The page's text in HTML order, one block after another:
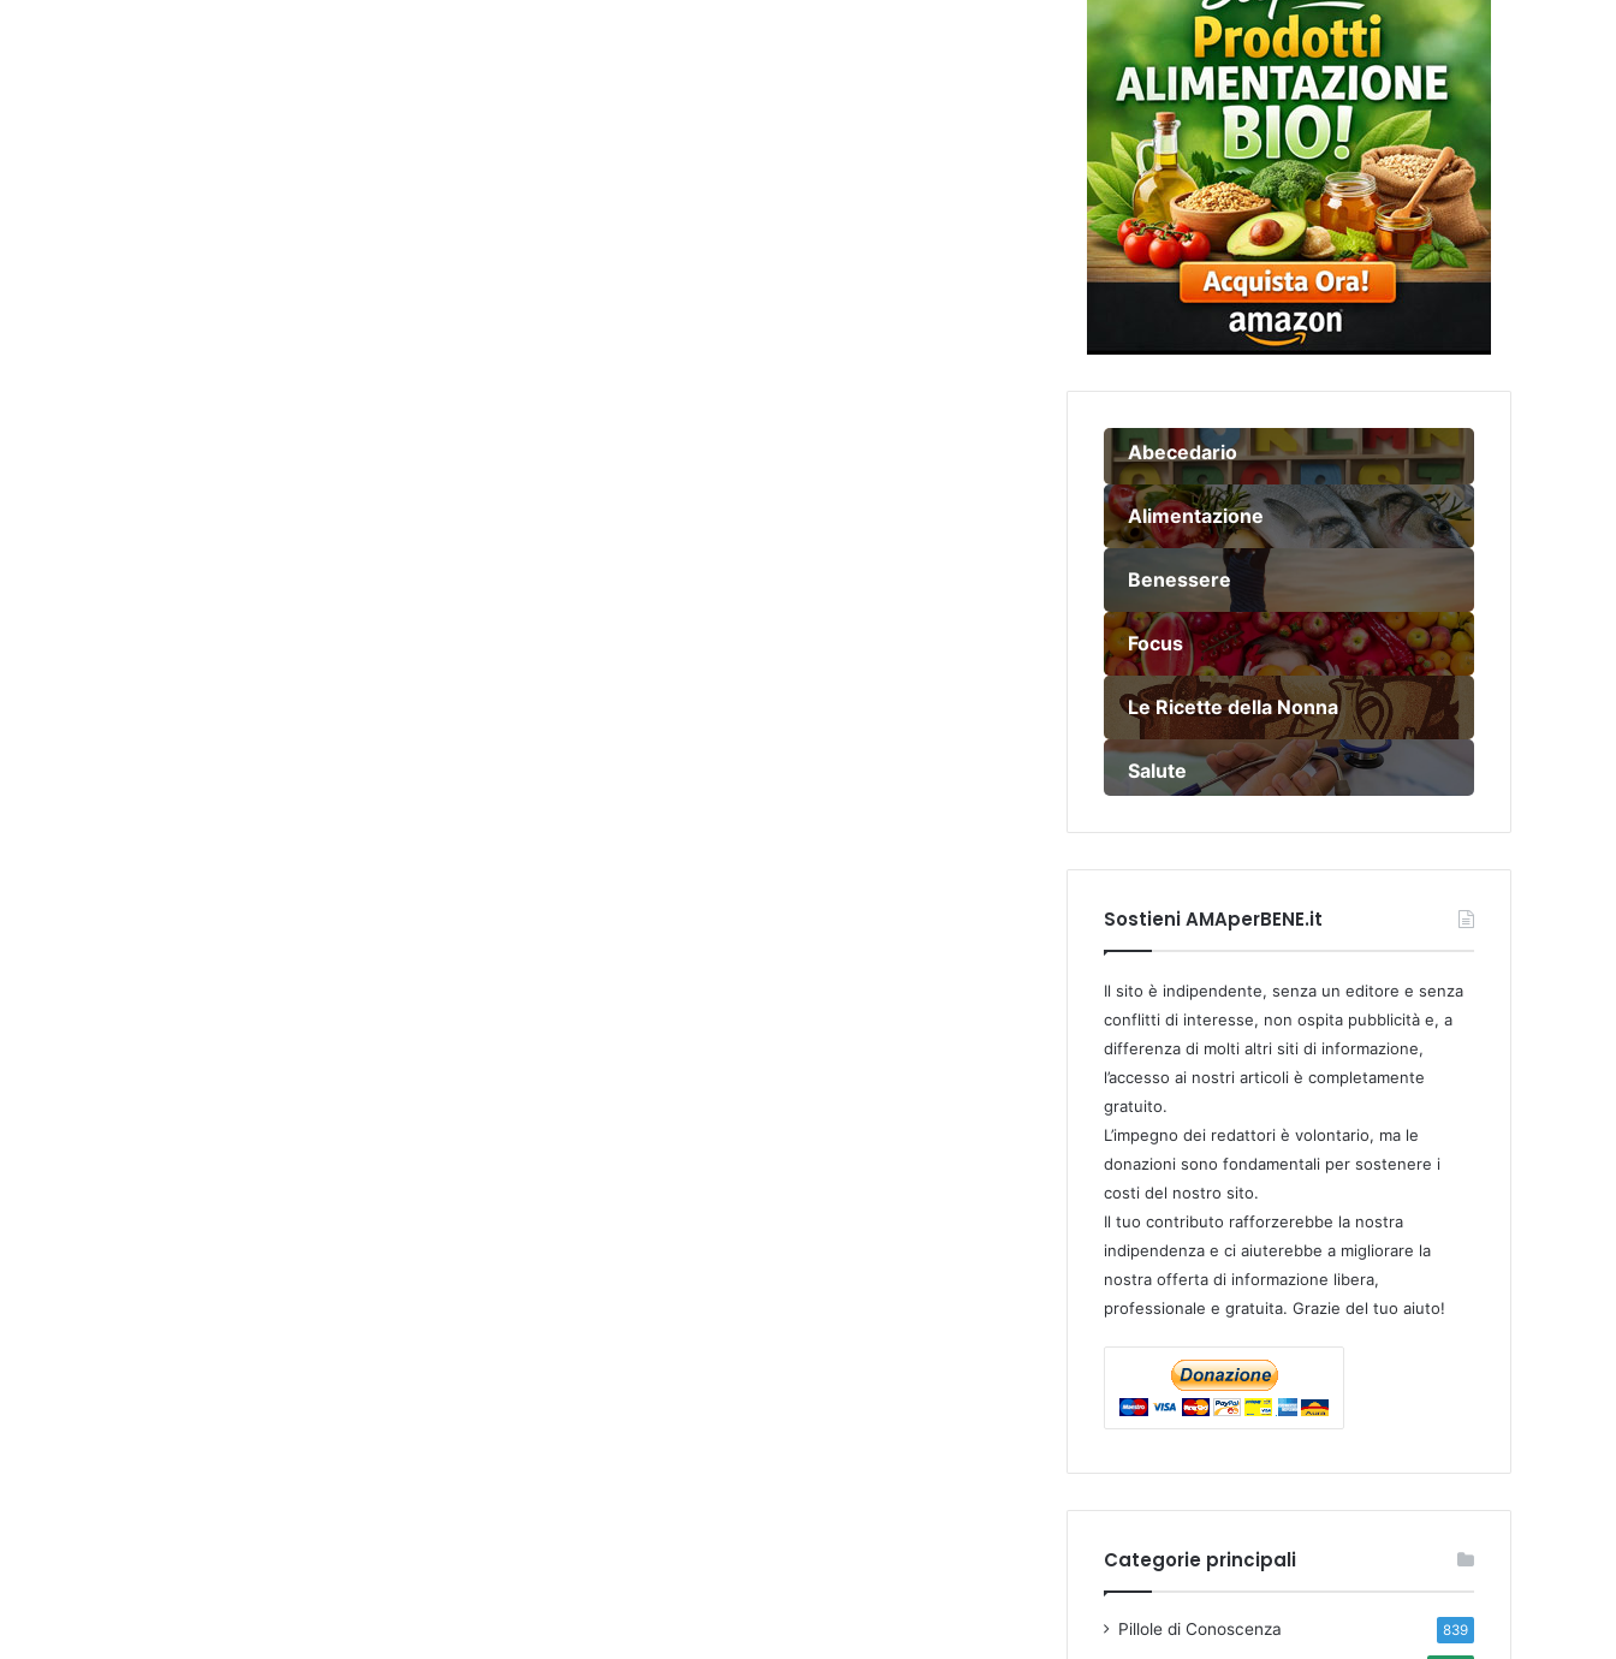
Abecedario
Alimentazione
Benessere
Focus
Le Ricette della Nonna
Salute
Sostieni AMAperBENE.it
Il sito è indipendente, senza un editore e senza
conflitti di interesse, non ospita pubblicità e, a
differenza di molti altri siti di informazione,
l’accesso ai nostri articoli è completamente
gratuito.
L’impegno dei redattori è volontario, ma le
donazioni sono fondamentali per sostenere i
costi del nostro sito.
Il tuo contributo rafforzerebbe la nostra
indipendenza e ci aiuterebbe a migliorare la
nostra offerta di informazione libera,
professionale e gratuita. Grazie del tuo aiuto!
Categorie principali
Pillole di Conoscenza 839